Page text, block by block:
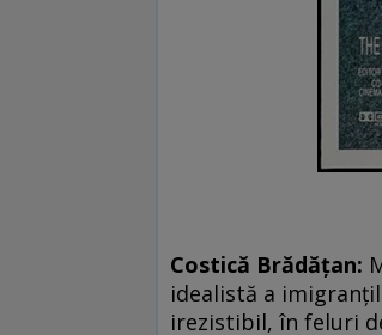
Costică Brădățan:
idealistă a
irezistibil, în feluri